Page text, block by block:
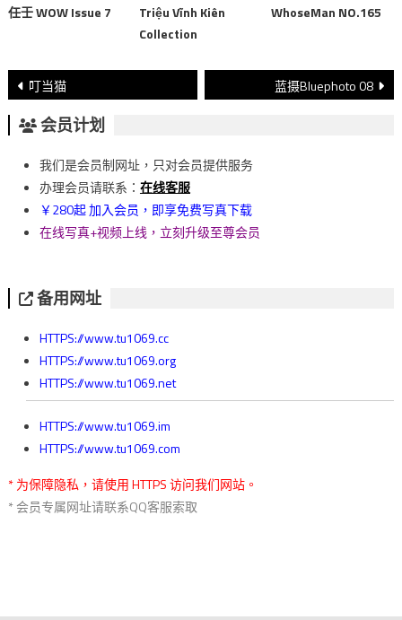
任壬 WOW Issue 7
Triệu Vĩnh Kiên
Collection
WhoseMan NO.165
文
章
導
覽
叮当猫 蓝摄Bluephoto 08
会员计划
我们是会员制网址，只对会员提供服务
办理会员请联系： 在线客服
￥280起 加入会员，即享免费写真下载
在线写真+视频上线，立刻升级至尊会员
备用网址
HTTPS://www.tu1069.cc
HTTPS://www.tu1069.org
HTTPS://www.tu1069.net
HTTPS://www.tu1069.im
HTTPS://www.tu1069.com
* 为保障隐私，请使用 HTTPS 访问我们网站。
* 会员专属网址请联系QQ客服索取